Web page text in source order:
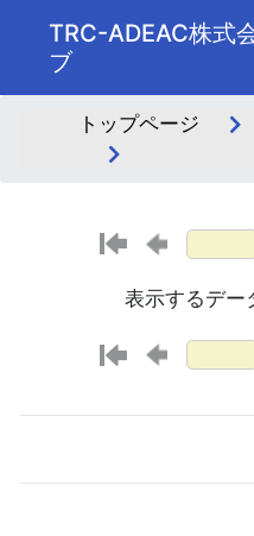
TRC-ADEAC株式
ブ
トップページ
表示するデー